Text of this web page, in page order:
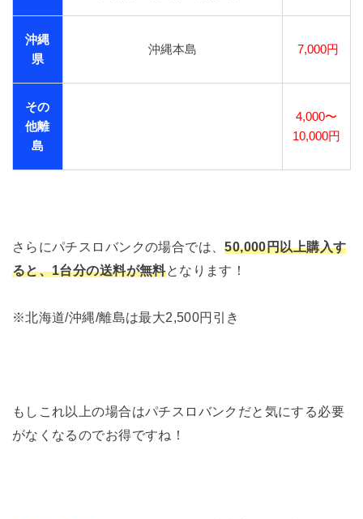
沖縄
県
沖縄本島 7,000円
その
他離
島
4,000〜
10,000円
さらにパチスロバンクの場合では、50,000円以上購入す
ると、1台分の送料が無料となります！
※北海道/沖縄/離島は最大2,500円引き
もしこれ以上の場合はパチスロバンクだと気にする必要
がなくなるのでお得ですね！